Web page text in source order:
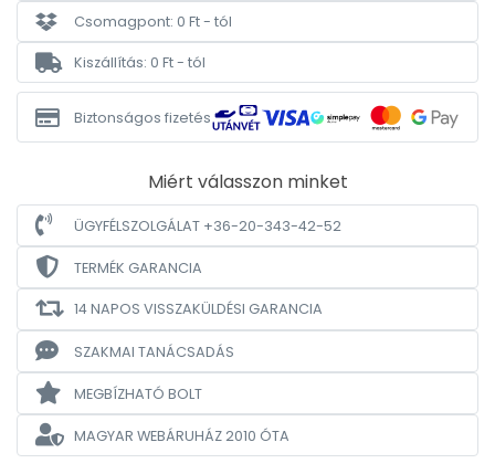
Csomagpont: 0 Ft - tól
Kiszállítás: 0 Ft - tól
Biztonságos fizetés
Miért válasszon minket
ÜGYFÉLSZOLGÁLAT +36-20-343-42-52
TERMÉK GARANCIA
14 NAPOS VISSZAKÜLDÉSI GARANCIA
SZAKMAI TANÁCSADÁS
MEGBÍZHATÓ BOLT
MAGYAR WEBÁRUHÁZ2010 ÓTA